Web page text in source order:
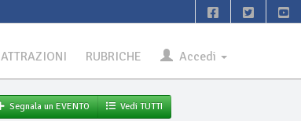
ATTRAZIONI RUBRICHE Accedi
Segnala un EVENTO Vedi TUTTI